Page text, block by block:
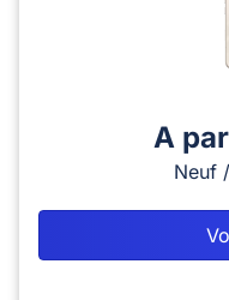
A
Neuf